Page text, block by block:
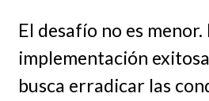
El desafío no es menor.
implementación
busca erradicar las